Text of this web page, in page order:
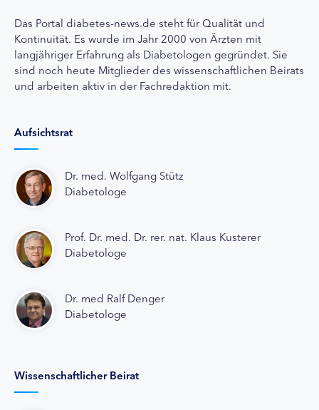
Das Portal diabetes-news.de steht für Qualität und
Kontinuität. Es wurde im Jahr 2000 von Ärzten mit
langjähriger Erfahrung als Diabetologen gegründet. Sie
sind noch heute Mitglieder des wissenschaftlichen Beirats
und arbeiten aktiv in der Fachredaktion mit.
Aufsichtsrat
Dr. med. Wolfgang Stütz
Diabetologe
Prof. Dr. med. Dr. rer. nat. Klaus Kusterer
Diabetologe
Dr. med Ralf Denger
Diabetologe
Wissenschaftlicher Beirat